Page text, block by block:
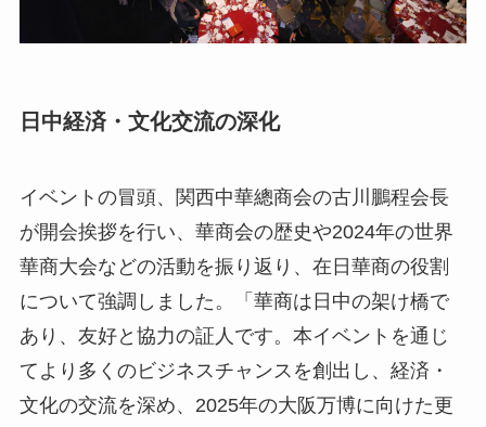
日中経済・文化交流の深化
イベントの冒頭、関西中華總商会の古川鵬程会長
が開会挨拶を行い、華商会の歴史や2024年の世界
華商大会などの活動を振り返り、在日華商の役割
について強調しました。「華商は日中の架け橋で
あり、友好と協力の証人です。本イベントを通じ
てより多くのビジネスチャンスを創出し、経済・
文化の交流を深め、2025年の大阪万博に向けた更